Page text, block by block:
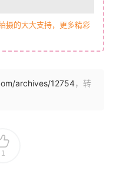
摄的大大支持，更多精彩
archives/12754，转
1